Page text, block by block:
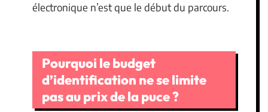
électronique n’est que le début du parcours.
Pourquoi le budget
d’identification ne se limite
pas au prix de la puce ?